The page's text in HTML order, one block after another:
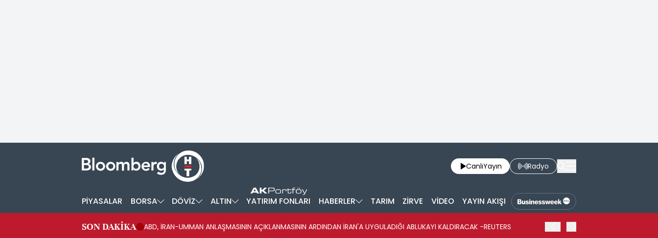
CanlıYayın Radyo
PİYASALAR BORSA DÖVİZ ALTIN YATIRIM FONLARI HABERLER TARIM ZİRVE VİDEO YAYIN AKIŞI
SON DAKİKA ABD, İRAN-UMMAN ANLAŞMASININ AÇIKLANMASININ ARDINDAN İRAN'A UYGULADIĞI ABLUKAYI KALDIRACAK -REUTERS